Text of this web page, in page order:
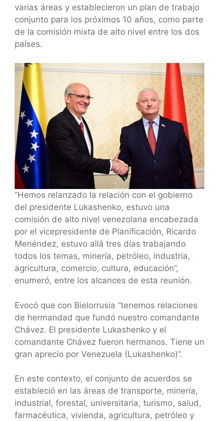
varias áreas y establecieron un plan de trabajo
conjunto para los próximos 10 años, como parte
de la comisión mixta de alto nivel entre los dos
países.
“Hemos relanzado la relación con el gobierno
del presidente Lukashenko, estuvo una
comisión de alto nivel venezolana encabezada
por el vicepresidente de Planificación, Ricardo
Menéndez, estuvo allá tres días trabajando
todos los temas, minería, petróleo, industria,
agricultura, comercio, cultura, educación”,
enumeró, entre los alcances de esta reunión.
Evocó que con Bielorrusia “tenemos relaciones
de hermandad que fundó nuestro comandante
Chávez. El presidente Lukashenko y el
comandante Chávez fueron hermanos. Tiene un
gran aprecio por Venezuela (Lukashenko)”.
En este contexto, el conjunto de acuerdos se
estableció en las áreas de transporte, minería,
industrial, forestal, universitaria, turismo, salud,
farmacéutica, vivienda, agricultura, petróleo y